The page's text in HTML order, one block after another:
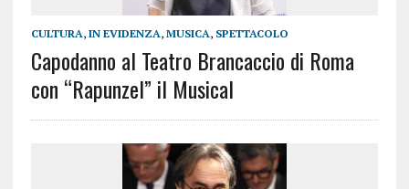
CULTURA, IN EVIDENZA, MUSICA, SPETTACOLO
Capodanno al Teatro Brancaccio di Roma
con “Rapunzel” il Musical